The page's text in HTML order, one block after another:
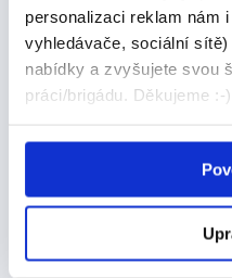
personalizaci reklam nám
vyhledávače, sociální
nabídky a zvyšujete svou
práci/brigádu. Děkujeme :-)
Operátor/ka
Kč | jistota,
ZDARMA
Nabízíme práci ve
dílů nebo pneumatik.
domluvíme, míst